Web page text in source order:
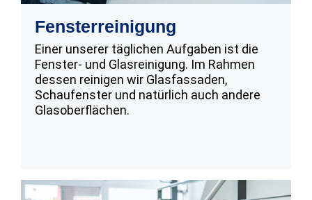
Fensterreinigung
Einer unserer täglichen Aufgaben ist die
Fenster- und Glasreinigung. Im Rahmen
dessen reinigen wir Glasfassaden,
Schaufenster und natürlich auch andere
Glasoberflächen.